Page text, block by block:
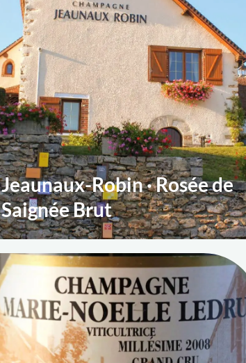
Jeaunaux-Robin · Rosée de
Saignée Brut